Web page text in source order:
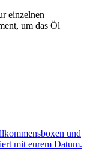
einzelnen
um das Öl
und
mit eurem Datum.